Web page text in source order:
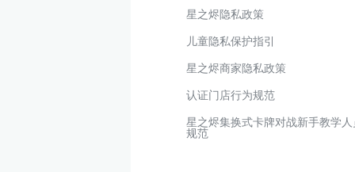
星之烬隐私政策
儿童隐私保护指引
星之烬商家隐私政策
认证门店行为规范
星之烬集换式卡牌对战新手教学
规范